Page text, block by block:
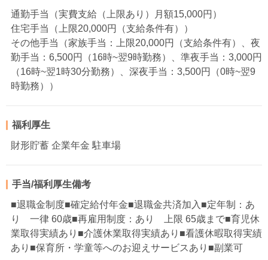
通勤手当（実費支給（上限あり）月額15,000円）
住宅手当（上限20,000円（支給条件有））
その他手当（家族手当：上限20,000円（支給条件有）、夜
勤手当：6,500円（16時~翌9時勤務）、準夜手当：3,000円
（16時~翌1時30分勤務）、深夜手当：3,500円（0時~翌9
時勤務））
福利厚生
財形貯蓄 企業年金 駐車場
手当/福利厚生備考
■退職金制度■確定給付年金■退職金共済加入■定年制：あ
り 一律 60歳■再雇用制度：あり 上限 65歳まで■育児休
業取得実績あり■介護休業取得実績あり■看護休暇取得実績
あり■保育所・学童等へのお迎えサービスあり■副業可